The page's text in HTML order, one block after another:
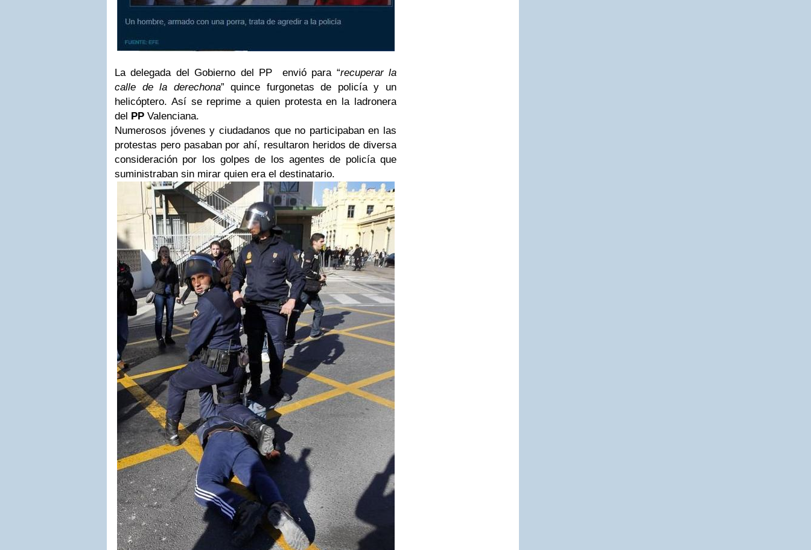
La delegada del Gobierno del PP envió para “recuperar la
calle de la derechona” quince furgonetas de policía y un
helicóptero. Así se reprime a quien protesta en la ladronera
del PP Valenciana.
Numerosos jóvenes y ciudadanos que no participaban en las
protestas pero pasaban por ahí, resultaron heridos de diversa
consideración por los golpes de los agentes de policía que
suministraban sin mirar quien era el destinatario.